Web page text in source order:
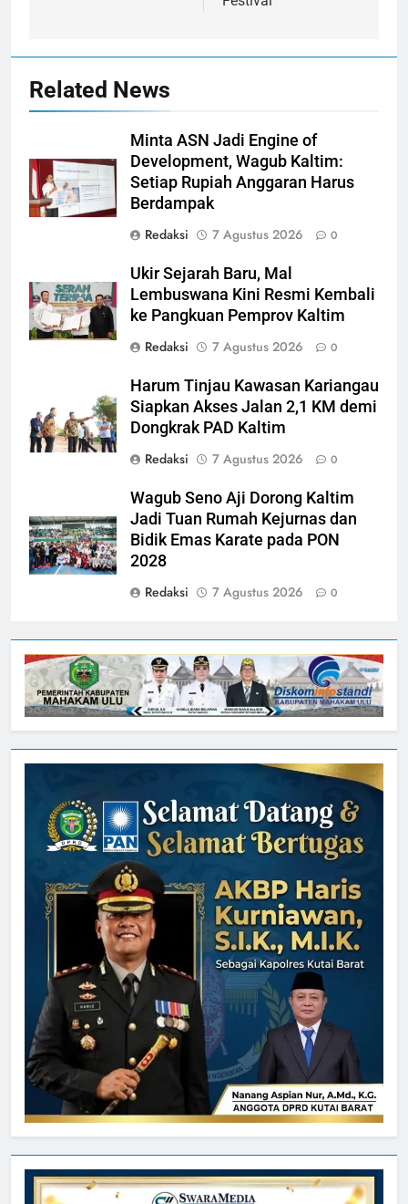
Related News
Minta ASN Jadi Engine of
Development, Wagub Kaltim:
Setiap Rupiah Anggaran Harus
Berdampak
Redaksi
7 Agustus 2026 0
Ukir Sejarah Baru, Mal
Lembuswana Kini Resmi Kembali
ke Pangkuan Pemprov Kaltim
Redaksi
7 Agustus 2026 0
Harum Tinjau Kawasan Kariangau
Siapkan Akses Jalan 2,1 KM demi
Dongkrak PAD Kaltim
Redaksi
7 Agustus 2026 0
Wagub Seno Aji Dorong Kaltim
Jadi Tuan Rumah Kejurnas dan
Bidik Emas Karate pada PON
2028
Redaksi
7 Agustus 2026 0